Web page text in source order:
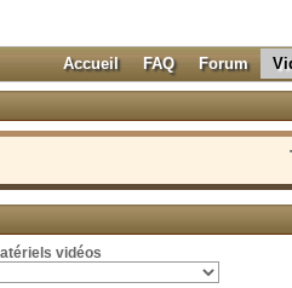
Accueil FAQ Forum
vidéos